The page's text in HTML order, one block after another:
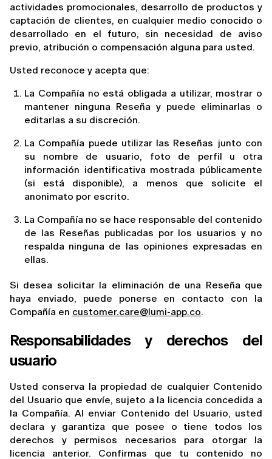
actividades promocionales, desarrollo de productos y
captación de clientes, en cualquier medio conocido o
desarrollado en el futuro, sin necesidad de aviso
previo, atribución o compensación alguna para usted.
Usted reconoce y acepta que:
La Compañía no está obligada a utilizar, mostrar o
mantener ninguna Reseña y puede eliminarlas o
editarlas a su discreción.
La Compañía puede utilizar las Reseñas junto con
su nombre de usuario, foto de perfil u otra
información identificativa mostrada públicamente
(si está disponible), a menos que solicite el
anonimato por escrito.
La Compañía no se hace responsable del contenido
de las Reseñas publicadas por los usuarios y no
respalda ninguna de las opiniones expresadas en
ellas.
Si desea solicitar la eliminación de una Reseña que
haya enviado, puede ponerse en contacto con la
Compañía en customer.care@lumi-app.co.
Responsabilidades y derechos del
usuario
Usted conserva la propiedad de cualquier Contenido
del Usuario que envíe, sujeto a la licencia concedida a
la Compañía. Al enviar Contenido del Usuario, usted
declara y garantiza que posee o tiene todos los
derechos y permisos necesarios para otorgar la
licencia anterior. Confirmas que tu contenido no